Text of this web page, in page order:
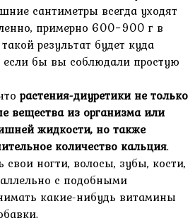
сантиметры всегда уходят
примерно 600−900 г в
результат будет куда
если бы вы соблюдали простую
растения-диуретики не только
вещества из организма или
жидкости, но также
количество кальция.
ногти, волосы, зубы, кости,
с подобными
какие-нибудь витамины